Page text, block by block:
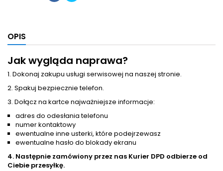
OPIS
Jak wygląda naprawa?
1. Dokonaj zakupu usługi serwisowej na naszej stronie.
2. Spakuj bezpiecznie telefon.
3. Dołącz na kartce najważniejsze informacje:
adres do odesłania telefonu
numer kontaktowy
ewentualne inne usterki, które podejrzewasz
ewentualne hasło do blokady ekranu
4. Następnie zamówiony przez nas Kurier DPD odbierze od
Ciebie przesyłkę.